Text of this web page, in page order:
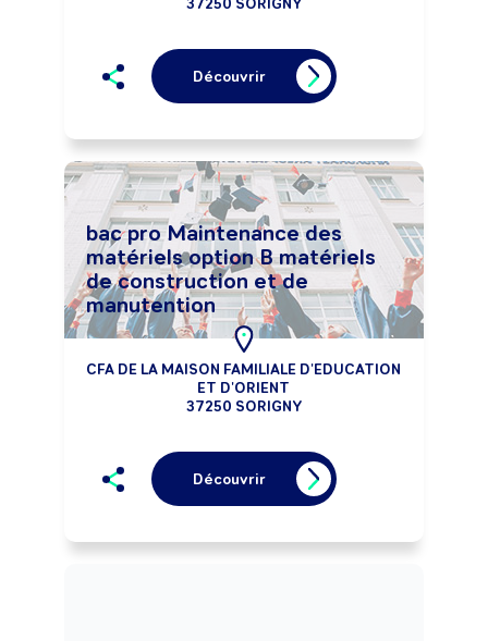
37250 SORIGNY
Découvrir
bac pro Maintenance des
matériels option B matériels
de construction et de
manutention
CFA DE LA MAISON FAMILIALE D'EDUCATION
ET D'ORIENT
37250 SORIGNY
Découvrir